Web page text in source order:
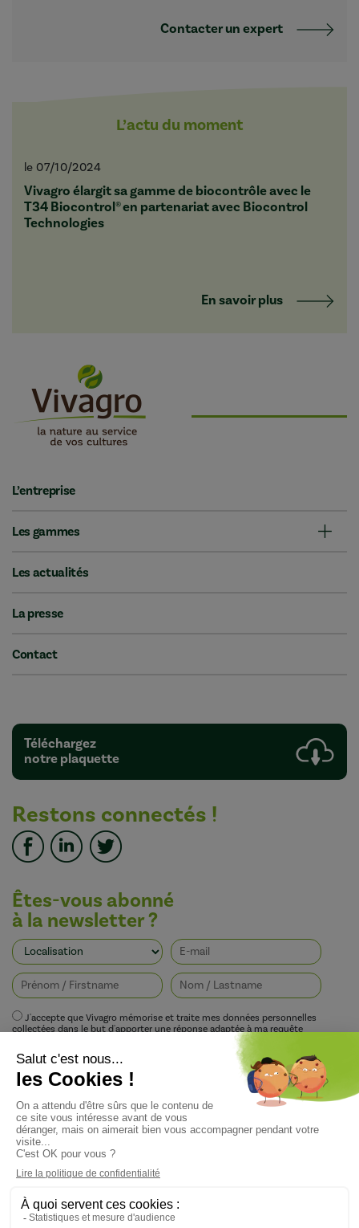
Contacter un expert
L’actu du moment
le 07/10/2024
Vivagro élargit sa gamme de biocontrôle avec le
T34 Biocontrol® en partenariat avec Biocontrol
Technologies
En savoir plus
L’entreprise
Les gammes
Les actualités
La presse
Contact
Téléchargez
notre plaquette
Restons connectés !
Êtes-vous abonné
à la newsletter ?
J'accepte que Vivagro mémorise et traite mes données personnelles
collectées dans le but d'apporter une réponse adaptée à ma requête
conformément à la politique de protection de la vie privée de Vivagro.
I agree that Vivagro stores and processes my personal data collected in order
to provide an appropriate response to my request in accordance with
Vivagro's privacy policy.